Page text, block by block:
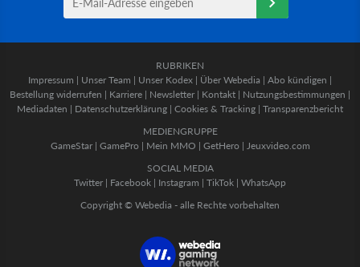
RUBRIKEN
Impressum | Unser Team | Unser Kodex | Über Webedia | Abo kündigen |
Bestellung widerrufen | Karriere | Newsletter | Kontakt | Nutzungsbestimmungen |
Mediadaten | Datenschutzerklärung | Cookies & Tracking | Transparenzbericht
MEDIENGRUPPE
GameStar| GamePro | Mein MMO | GetHero | Jeuxvideo.com
SOCIAL MEDIA
Twitter | Facebook | Instagram | TikTok | WhatsApp
Copyright © Webedia - alle Rechte vorbehalten